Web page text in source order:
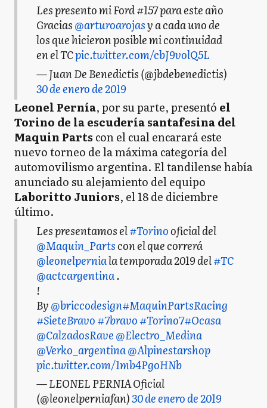
Les presento mi Ford #157 para este año
Gracias@arturoarojasy a cada uno de
los que hicieron posible mi continuidad
en el TCpic.twitter.com/cbJ9volQ5L
— Juan De Benedictis (@jbdebenedictis)
30 de enero de 2019
Leonel Pernía, por su parte, presentó el
Torino de la escudería santafesina del
Maquin Parts con el cual encarará este
nuevo torneo de la máxima categoría del
automovilismo argentina. El tandilense había
anunciado su alejamiento del equipo
Laboritto Juniors, el 18 de diciembre
último.
Les presentamos el#Torinooficial del
@Maquin_Partscon el que correrá
@leonelperniala temporada 2019 del#TC
@actcargentina.
!
By@briccodesign#MaquinPartsRacing
#SieteBravo#7bravo#Torino7#Ocasa
@CalzadosRave@Electro_Medina
@Verko_argentina@Alpinestarshop
pic.twitter.com/1mb4PgoHNb
— LEONEL PERNIA Oficial
(@leonelperniafan)30 de enero de 2019